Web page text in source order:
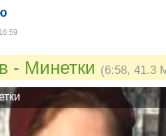
- Минетки (6:58, 41.3